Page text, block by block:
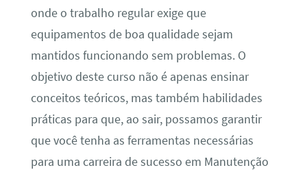
onde o trabalho regular exige que
equipamentos de boa qualidade sejam
mantidos funcionando sem problemas. O
objetivo deste curso não é apenas ensinar
conceitos teóricos, mas também habilidades
práticas para que, ao sair, possamos garantir
que você tenha as ferramentas necessárias
para uma carreira de sucesso em Manutenção